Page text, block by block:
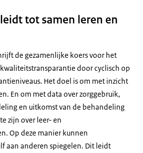
tot samen leren en
de gezamenlijke koers voor het
door cyclisch op
Het doel is om met inzicht
En om met data over zorggebruik,
en uitkomst van de behandeling
zijn over leer- en
Op deze manier kunnen
aan anderen spiegelen. Dit leidt